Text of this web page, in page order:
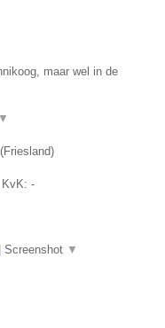
maar wel in de
▼
(Friesland)
KvK: -
Screenshot ▼